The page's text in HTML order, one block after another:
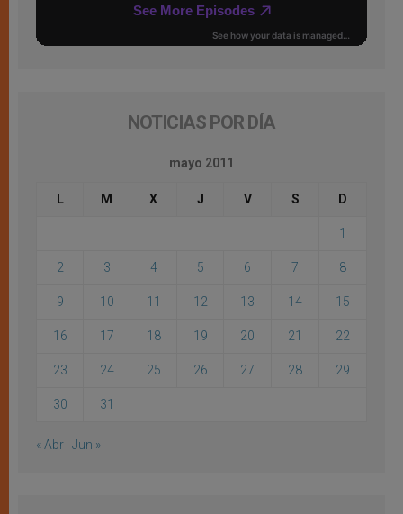
NOTICIAS POR DÍA
mayo 2011
L M X J V S D
1
2 3 4 5 6 7 8
9 10 11 12 13 14 15
16 17 18 19 20 21 22
23 24 25 26 27 28 29
30 31
« Abr Jun »